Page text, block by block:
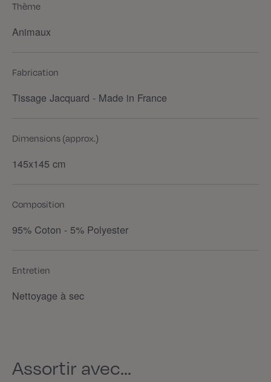
Thème
Animaux
Fabrication
Tissage Jacquard - Made in France
Dimensions (approx.)
145x145 cm
Composition
95% Coton - 5% Polyester
Entretien
Nettoyage à sec
Assortir avec...